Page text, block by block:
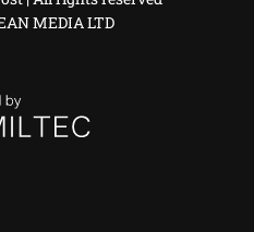
MEDIA LTD